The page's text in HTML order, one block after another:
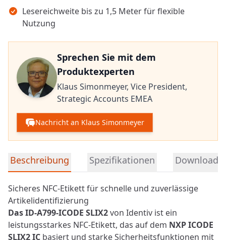
Lesereichweite bis zu 1,5 Meter für flexible
Nutzung
Sprechen Sie mit dem
Produktexperten
Klaus Simonmeyer, Vice President,
Strategic Accounts EMEA
Nachricht an Klaus Simonmeyer
Detaillierte Produktinformationen
Beschreibung Spezifikationen Downloads
Sicheres NFC-Etikett für schnelle und zuverlässige
Artikelidentifizierung
Das ID-A799-ICODE SLIX2von Identiv ist ein
leistungsstarkes NFC-Etikett, das auf dem NXP ICODE
SLIX2 IC basiert und starke Sicherheitsfunktionen mit